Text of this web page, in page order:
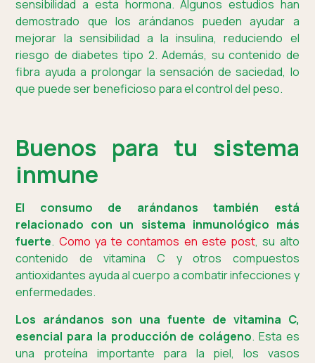
sensibilidad a esta hormona. Algunos estudios han
demostrado que los arándanos pueden ayudar a
mejorar la sensibilidad a la insulina, reduciendo el
riesgo de diabetes tipo 2. Además, su contenido de
fibra ayuda a prolongar la sensación de saciedad, lo
que puede ser beneficioso para el control del peso.
Buenos para tu sistema
inmune
El consumo de arándanos también está
relacionado con un sistema inmunológico más
fuerte. Como ya te contamos en este post, su alto
contenido de vitamina C y otros compuestos
antioxidantes ayuda al cuerpo a combatir infecciones y
enfermedades.
Los arándanos son una fuente de vitamina C,
esencial para la producción de colágeno. Esta es
una proteína importante para la piel, los vasos